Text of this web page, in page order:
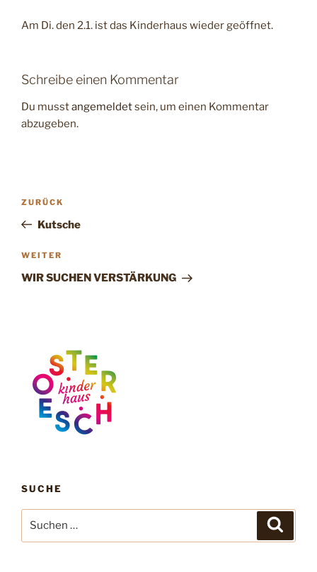
Am Di. den 2.1. ist das Kinderhaus wieder geöffnet.
Schreibe einen Kommentar
Du musstangemeldetsein, um einen Kommentar
abzugeben.
Beitragsnavigation
Vorheriger
Beitrag
ZURÜCK
Kutsche
Nächster
Beitrag
WEITER
WIR SUCHEN VERSTÄRKUNG
SUCHE
nach: